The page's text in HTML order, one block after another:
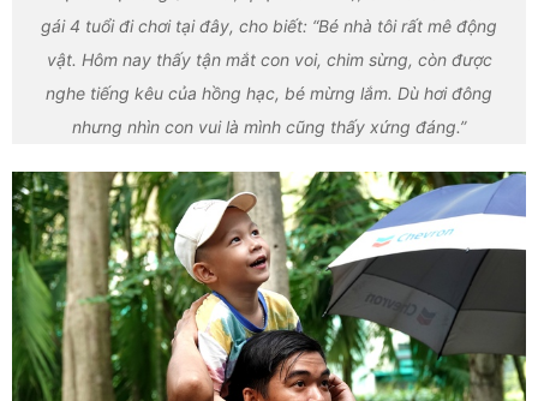
gái 4 tuổi đi chơi tại đây, cho biết: “Bé nhà tôi rất mê động
vật. Hôm nay thấy tận mắt con voi, chim sừng, còn được
nghe tiếng kêu của hồng hạc, bé mừng lắm. Dù hơi đông
nhưng nhìn con vui là mình cũng thấy xứng đáng.”